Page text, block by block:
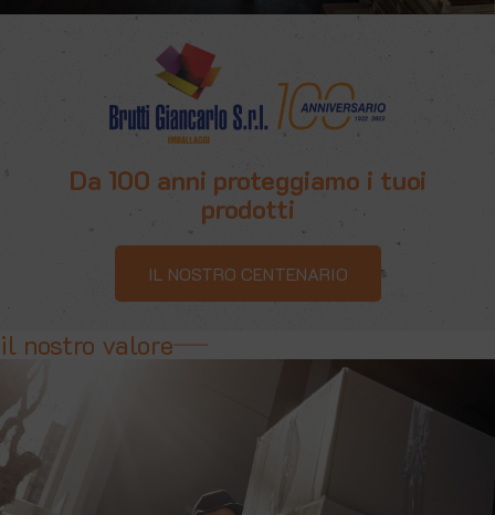
Da 100 anni proteggiamo i tuoi
prodotti
IL NOSTRO CENTENARIO
il nostro valore